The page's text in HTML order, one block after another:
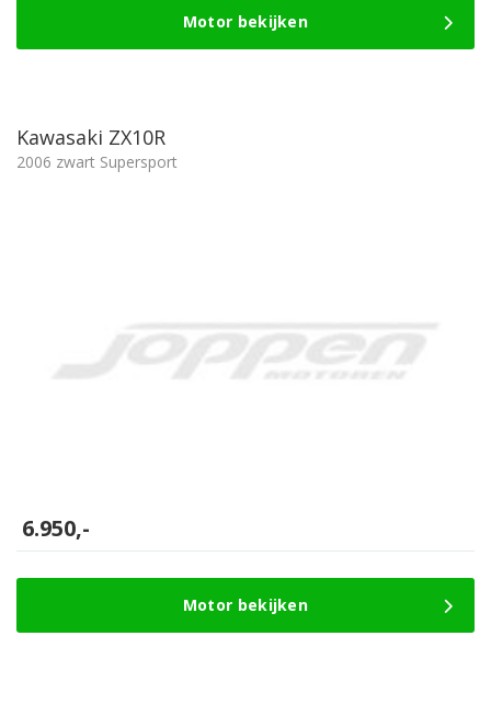
Motor bekijken
Kawasaki ZX10R
2006 zwart Supersport
6.950,-
Motor bekijken